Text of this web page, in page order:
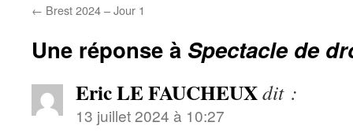
← Brest 2024 – Jour 1
Une réponse à Spectacle de
Eric LE FAUCHEUXdit :
13 juillet 2024 à 10:27